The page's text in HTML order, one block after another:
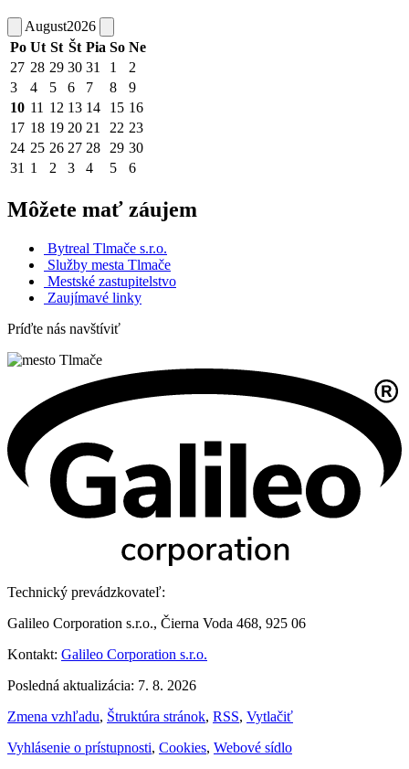
August2026
Po Ut St Št Pia So Ne
27 28 29 30 31 1
2
3
4 5 6 7 8
9
10 11 12 13 14 15 16
17 18 19 20 21 22 23
24 25 26 27 28 29 30
31 1 2 3 4 5 6
Môžete mať záujem
Bytreal Tlmače s.r.o.
Služby mesta Tlmače
Mestské zastupitelstvo
Zaujímavé linky
Príďte nás navštíviť
Technický prevádzkovateľ:
Galileo Corporation s.r.o., Čierna Voda 468, 925 06
Kontakt: Galileo Corporation s.r.o.
Posledná aktualizácia: 7. 8. 2026
Zmena vzhľadu, Štruktúra stránok, RSS, Vytlačiť
Vyhlásenie o prístupnosti, Cookies, Webové sídlo